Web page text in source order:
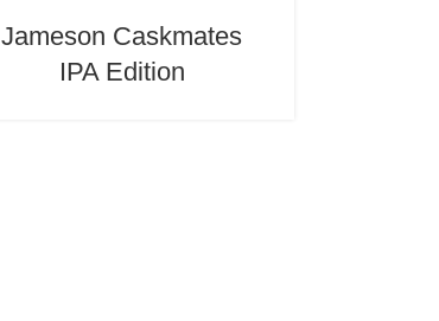
Jameson Caskmates
IPA Edition